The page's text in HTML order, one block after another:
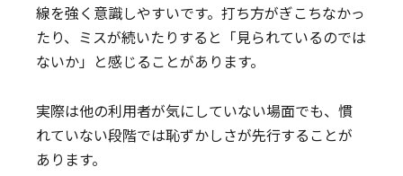
線を強く意識しやすいです。打ち方がぎこちなかっ
たり、ミスが続いたりすると「見られているのでは
ないか」と感じることがあります。
実際は他の利用者が気にしていない場面でも、慣
れていない段階では恥ずかしさが先行することが
あります。